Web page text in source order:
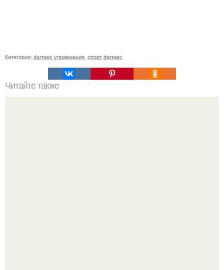
Категории: фитнес упражнения спорт фитнес
Читайте также